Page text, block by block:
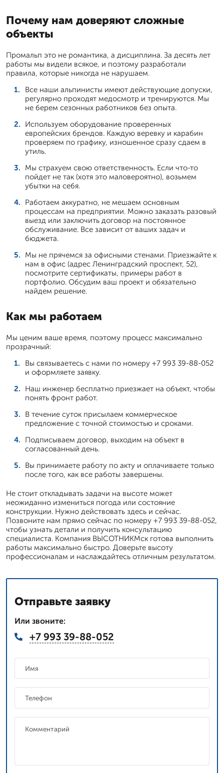
Почему нам доверяют сложные
объекты
Промальп это не романтика, а дисциплина. За десять лет
работы мы видели всякое, и поэтому разработали
правила, которые никогда не нарушаем.
Все наши альпинисты имеют действующие допуски,
регулярно проходят медосмотр и тренируются. Мы
не берем сезонных работников без опыта.
Используем оборудование проверенных
европейских брендов. Каждую веревку и карабин
проверяем по графику, изношенное сразу сдаем в
утиль.
Мы страхуем свою ответственность. Если что-то
пойдет не так (хотя это маловероятно), возьмем
убытки на себя.
Работаем аккуратно, не мешаем основным
процессам на предприятии. Можно заказать разовый
выезд или заключить договор на постоянное
обслуживание. Все зависит от ваших задач и
бюджета.
Мы не прячемся за офисными стенами. Приезжайте к
нам в офис (адрес Ленинградский проспект, 52),
посмотрите сертификаты, примеры работ в
портфолио. Обсудим ваш проект и обязательно
найдем решение.
Как мы работаем
Мы ценим ваше время, поэтому процесс максимально
прозрачный:
Вы связываетесь с нами по номеру +7 993 39-88-052
и оформляете заявку.
Наш инженер бесплатно приезжает на объект, чтобы
понять фронт работ.
В течение суток присылаем коммерческое
предложение с точной стоимостью и сроками.
Подписываем договор, выходим на объект в
согласованный день.
Вы принимаете работу по акту и оплачиваете только
после того, как все работы завершены.
Не стоит откладывать задачи на высоте может
неожиданно измениться погода или состояние
конструкции. Нужно действовать здесь и сейчас.
Позвоните нам прямо сейчас по номеру +7 993 39-88-052,
чтобы узнать детали и получить консультацию
специалиста. Компания ВЫСОТНИКМск готова выполнить
работы максимально быстро. Доверьте высоту
профессионалам и наслаждайтесь отличным результатом.
Отправьте заявку
Или звоните:
+7 993 39-88-052